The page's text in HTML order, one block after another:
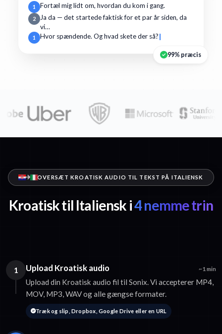
1 Fortæl mig lidt om, hvordan du kom i gang.
2
Ja da — det startede faktisk for et par år siden, da
vi…
1 Hvor spændende. Og hvad skete der så?
99% præcis
OVERSÆT KROATISK AUDIO TIL TEKST PÅ ITALIENSK
Kroatisk til Italiensk i4 nemme trin
1 Upload Kroatisk audio ~1 min
Upload din Kroatisk audio fil til Sonix. Vi accepterer MP4,
MOV, MP3, WAV og alle gængse formater.
Træk og slip, Dropbox, Google Drive eller en URL